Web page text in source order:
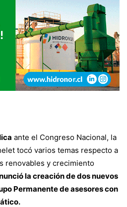
ante el Congreso Nacional, la
tocó varios temas respecto a
renovables y crecimiento
la creación de dos nuevos
Permanente de asesores con